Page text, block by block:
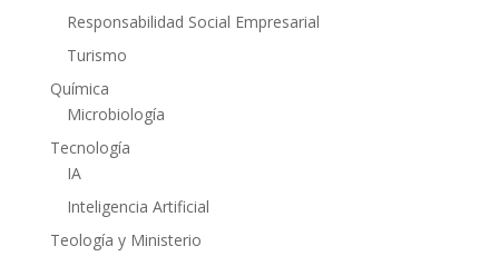
Responsabilidad Social Empresarial
Turismo
Química
Microbiología
Tecnología
IA
Inteligencia Artificial
Teología y Ministerio